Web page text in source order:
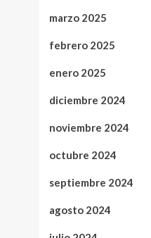
marzo 2025
febrero 2025
enero 2025
diciembre 2024
noviembre 2024
octubre 2024
septiembre 2024
agosto 2024